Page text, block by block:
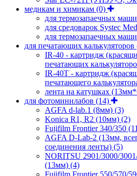
медикам и химикам (0)
для термозапаечных
для средоварок Systec
для термозапаечных
для печатающих калькуляторов
IR-40 - картридж
печатающих
IR-40T - картридж
печатающего
лента на катушках
для фотоминилабов (14)
AGFA d-lab.1 (8мм) (3)
Konica R1, R2 (10мм) (2)
Fujifilm Frontier 340/350
AGFA D-Lab-2 (13мм,
соединения ленты) (5)
NORITSU 2901/3000/
(13мм) (4)
Fujifilm Frontier 550/570/